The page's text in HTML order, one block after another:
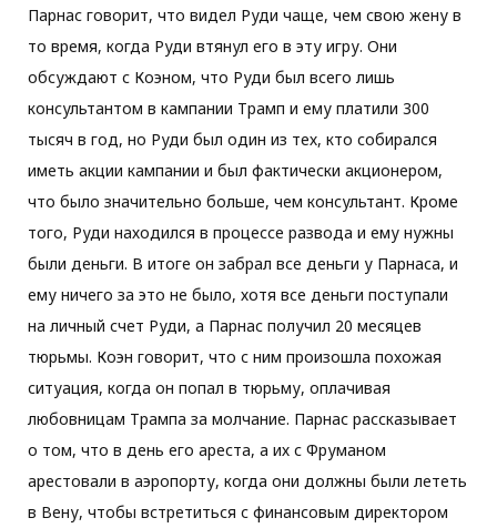
Парнас говорит, что видел Руди чаще, чем свою жену в
то время, когда Руди втянул его в эту игру. Они
обсуждают с Коэном, что Руди был всего лишь
консультантом в кампании Трамп и ему платили 300
тысяч в год, но Руди был один из тех, кто собирался
иметь акции кампании и был фактически акционером,
что было значительно больше, чем консультант. Кроме
того, Руди находился в процессе развода и ему нужны
были деньги. В итоге он забрал все деньги у Парнаса, и
ему ничего за это не было, хотя все деньги поступали
на личный счет Руди, а Парнас получил 20 месяцев
тюрьмы. Коэн говорит, что с ним произошла похожая
ситуация, когда он попал в тюрьму, оплачивая
любовницам Трампа за молчание. Парнас рассказывает
о том, что в день его ареста, а их с Фруманом
арестовали в аэропорту, когда они должны были лететь
в Вену, чтобы встретиться с финансовым директором